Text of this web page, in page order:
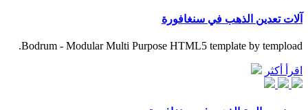
آلات تعدين الذهب في سنغافورة
Bodrum - Modular Multi Purpose HTML5 template by tempload.
اقرأ أكثر